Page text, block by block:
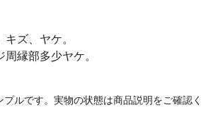
ズ、ヤケ。
縁部多少ヤケ。
ルです。実物の状態は商品説明をご確認く